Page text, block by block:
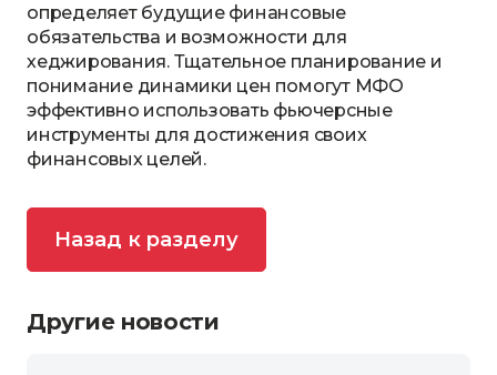
определяет будущие финансовые
обязательства и возможности для
хеджирования. Тщательное планирование и
понимание динамики цен помогут МФО
эффективно использовать фьючерсные
инструменты для достижения своих
финансовых целей.
Назад к разделу
Другие новости